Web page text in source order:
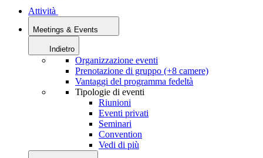
Attività
Meetings & Events
Indietro
Organizzazione eventi
Prenotazione di gruppo (+8 camere)
Vantaggi del programma fedeltà
Tipologie di eventi
Riunioni
Eventi privati
Seminari
Convention
Vedi di più